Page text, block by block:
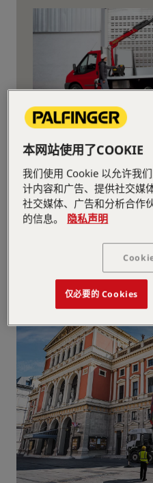
小型随车起重机
我们的小型随车起重机兼
和紧凑的设计，是城市物
在狭小空间内进行绝对
选择。
本网站使用了COOKIE
我们使用 Cookie 以允许我
计内容和广告、提供社交媒
社交媒体、广告和分析合作
的信息。
隐私声明
仅必要的 Cookies